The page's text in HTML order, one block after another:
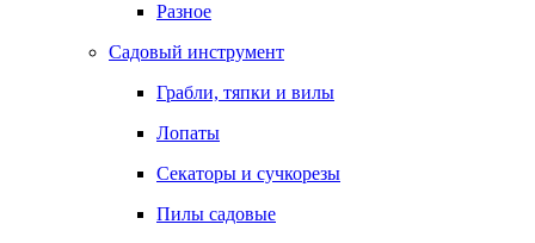
Разное
Садовый инструмент
Грабли, тяпки и вилы
Лопаты
Секаторы и сучкорезы
Пилы садовые